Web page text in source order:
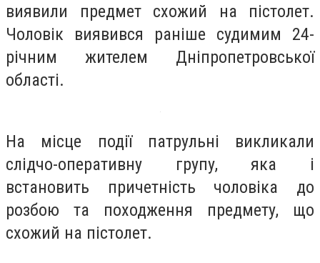
виявили предмет схожий на пістолет.
Чоловік виявився раніше судимим 24-
річним жителем Дніпропетровської
області.
На місце події патрульні викликали
слідчо-оперативну групу, яка і
встановить причетність чоловіка до
розбою та походження предмету, що
схожий на пістолет.